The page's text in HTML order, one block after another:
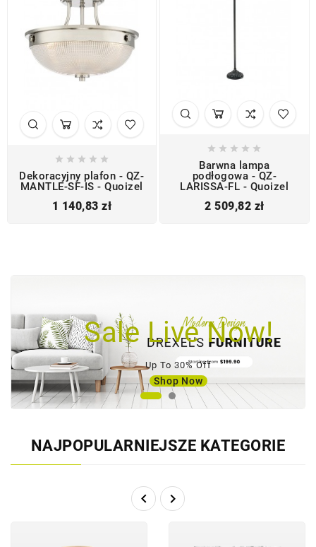
    
Dekoracyjny plafon - QZ-
MANTLE-SF-IS - Quoizel
1 140,83 złCena
    
Barwna lampa
podłogowa - QZ-
LARISSA-FL - Quoizel
2 509,82 złCena
Sale Live Now!
Up To 30% Off
Shop Now
NAJPOPULARNIEJSZE KATEGORIE
 